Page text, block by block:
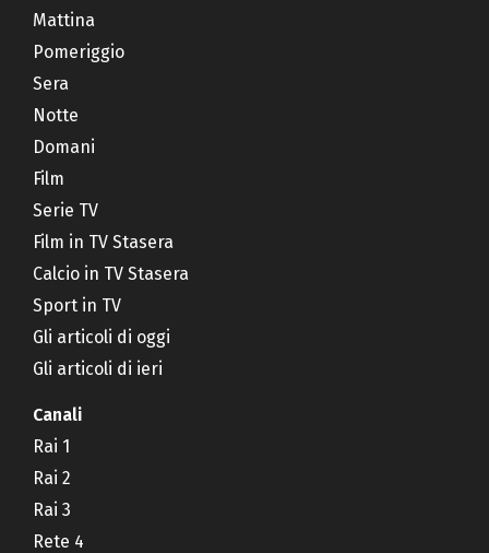
Mattina
Pomeriggio
Sera
Notte
Domani
Film
Serie TV
Film in TV Stasera
Calcio in TV Stasera
Sport in TV
Gli articoli di oggi
Gli articoli di ieri
Canali
Rai 1
Rai 2
Rai 3
Rete 4